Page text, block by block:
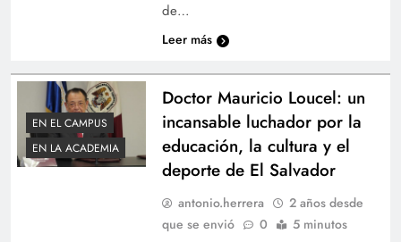
de…
Leer más
EN EL CAMPUS
EN LA ACADEMIA
Doctor Mauricio Loucel: un
incansable luchador por la
educación, la cultura y el
deporte de El Salvador
antonio.herrera
2 años desde
que se envió
0 5 minutos